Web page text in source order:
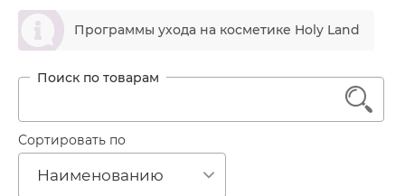
Мусс
Мыло
Набор косметики
Пудра
Против морщин
Увлажнение
линии обладают выраженным дезинфицирующим,
противовоспалительным, себостатическим
действием, препятствуют развитию вторичной
инфильтраты, сокращают поры, уменьшают частоту и
дерматологическими методами лечения акне.
Назначение линии
Очищение и дезинфекция кожи
ဆ Программы ухода на косметике Holy Land
1
Сортировать по
Наименованию